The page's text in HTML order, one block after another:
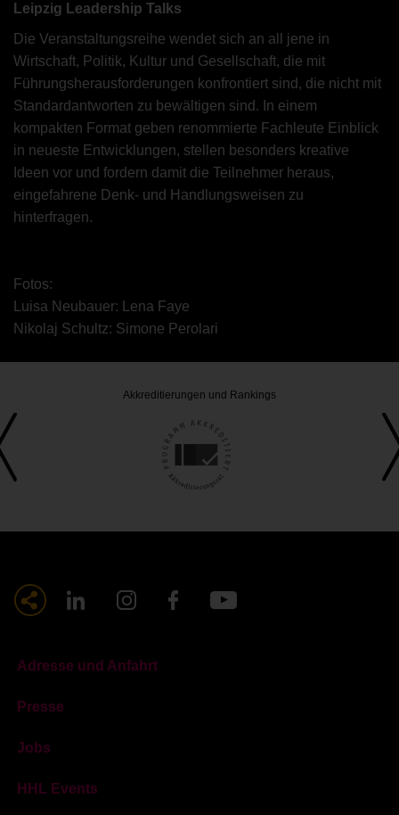
Leipzig Leadership Talks
Die Veranstaltungsreihe wendet sich an all jene in
Wirtschaft, Politik, Kultur und Gesellschaft, die mit
Führungsherausforderungen konfrontiert sind, die nicht mit
Standardantworten zu bewältigen sind. In einem
kompakten Format geben renommierte Fachleute Einblick
in neueste Entwicklungen, stellen besonders kreative
Ideen vor und fordern damit die Teilnehmer heraus,
eingefahrene Denk- und Handlungsweisen zu
hinterfragen.
Fotos:
Luisa Neubauer: Lena Faye
Nikolaj Schultz: Simone Perolari
Akkreditierungen und Rankings
Adresse und Anfahrt
Presse
Jobs
HHL Events